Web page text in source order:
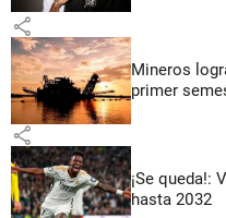
share
Mineros
primer
share
¡Se queda!:
hasta 2032